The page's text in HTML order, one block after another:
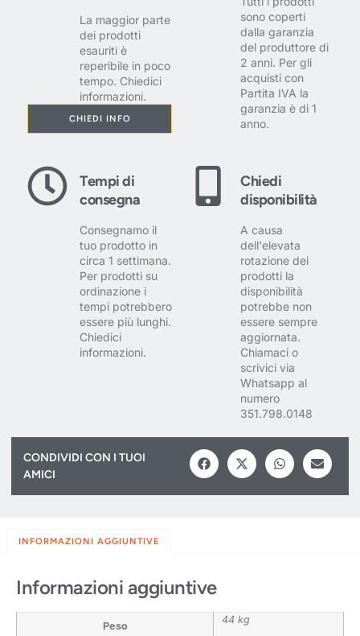
La maggior parte
dei prodotti
esauriti è
reperibile in poco
tempo. Chiedici
informazioni.
CHIEDI INFO
sono coperti
dalla garanzia
del produttore di
2 anni. Per gli
acquisti con
Partita IVA la
garanzia è di 1
anno.
Tempi di
consegna
Consegnamo il
tuo prodotto in
circa 1 settimana.
Per prodotti su
ordinazione i
tempi potrebbero
essere più lunghi.
Chiedici
informazioni.
Chiedi
disponibilità
A causa
dell'elevata
rotazione dei
prodotti la
disponibilità
potrebbe non
essere sempre
aggiornata.
Chiamaci o
scrivici via
Whatsapp al
numero
351.798.0148
CONDIVIDI CON I TUOI
AMICI
INFORMAZIONI AGGIUNTIVE
Informazioni aggiuntive
Peso
44 kg